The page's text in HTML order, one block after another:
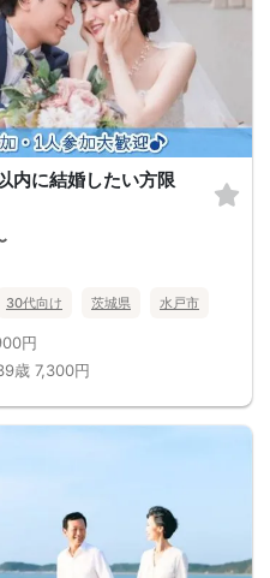
内に結婚したい方限
30代向け 茨城県 水戸市
円
歳 7,300円